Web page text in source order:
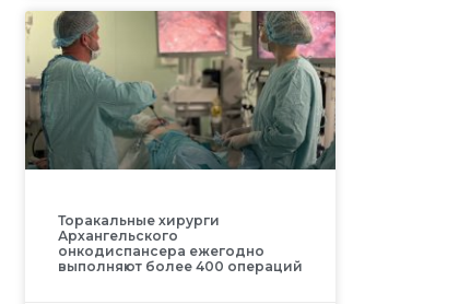
Торакальные хирурги
Архангельского
онкодиспансера ежегодно
выполняют более 400 операций